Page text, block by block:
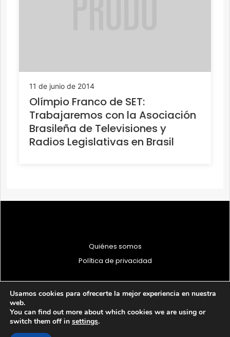
11 de junio de 2014
Olímpio Franco de SET:
Trabajaremos con la Asociación
Brasileña de Televisiones y
Radios Legislativas en Brasil
Quiénes somos
Política de privacidad
© 1997 - 2026 PRODU - Todos los derechos reservados
Usamos cookies para ofrecerte la mejor experiencia en nuestra
web.
You can find out more about which cookies we are using or
switch them off in settings.